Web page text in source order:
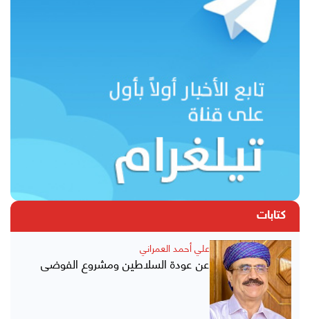
كتابات
علي أحمد العمراني
عن عودة السلاطين ومشروع الفوضى